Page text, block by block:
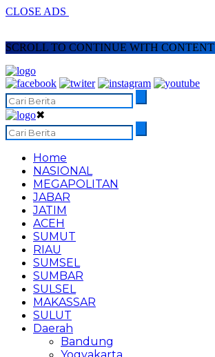
CLOSE ADS
SCROLL TO CONTINUE WITH CONTENT
✖
Home
NASIONAL
MEGAPOLITAN
JABAR
JATIM
ACEH
SUMUT
RIAU
SUMSEL
SUMBAR
SULSEL
MAKASSAR
SULUT
Daerah
Bandung